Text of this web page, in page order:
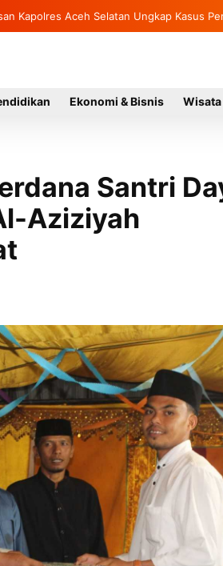
Kapolres Aceh Selatan Ungkap
Warga di Kluet Utara, Instruksikan
Ekonomi & Bisnis
Santri
Aziziyah